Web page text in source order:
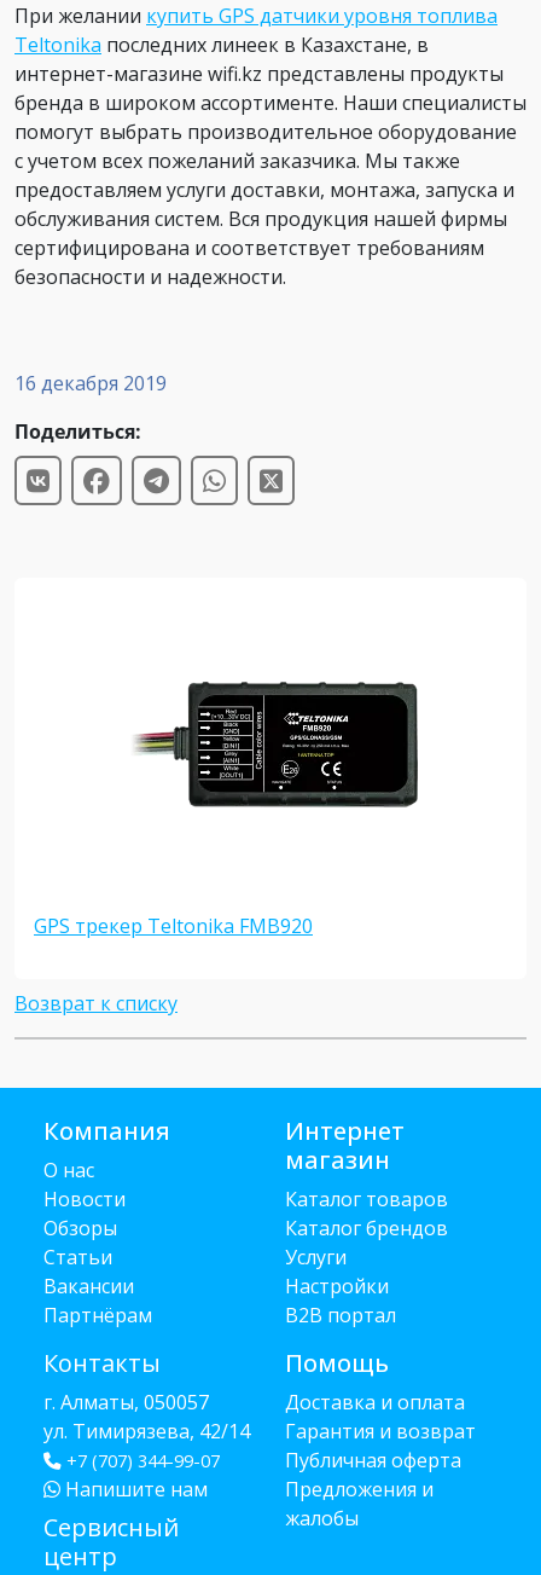
16 декабря 2019
Поделиться:
GPS трекер Teltonika FMB920
При желании купить GPS датчики уровня топлива
Teltonika последних линеек в Казахстане, в
интернет-магазине wifi.kz представлены продукты
бренда в широком ассортименте. Наши специалисты
помогут выбрать производительное оборудование
с учетом всех пожеланий заказчика. Мы также
предоставляем услуги доставки, монтажа, запуска и
обслуживания систем. Вся продукция нашей фирмы
сертифицирована и соответствует требованиям
безопасности и надежности.
Возврат к списку
Компания
О нас
Новости
Обзоры
Статьи
Вакансии
Партнёрам
Контакты
г. Алматы, 050057
ул. Тимирязева, 42/14
+7 (707) 344-99-07
Напишите нам
Сервисный
центр
Интернет
магазин
Каталог товаров
Каталог брендов
Услуги
Настройки
B2B портал
Помощь
Доставка и оплата
Гарантия и возврат
Публичная оферта
Предложения и
жалобы